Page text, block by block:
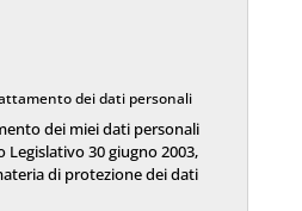
dei dati personali
dei miei dati personali
Legislativo 30 giugno 2003,
di protezione dei dati